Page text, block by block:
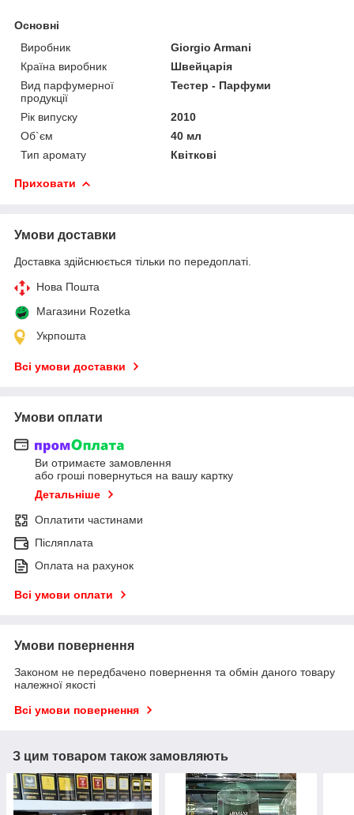
Основні
Виробник
Giorgio Armani
Країна виробник
Швейцарія
Вид парфумерної
продукції
Тестер - Парфуми
Рік випуску
2010
Об`єм
40 мл
Тип аромату
Квіткові
Приховати
Умови доставки
Доставка здійснюється тільки по передоплаті.
Нова Пошта
Магазини Rozetka
Укрпошта
Всі умови доставки
Умови оплати
Ви отримаєте замовлення
або гроші повернуться на вашу картку
Детальніше
Оплатити частинами
Післяплата
Оплата на рахунок
Всі умови оплати
Умови повернення
Законом не передбачено повернення та обмін даного товару
належної якості
Всі умови повернення
З цим товаром також замовляють